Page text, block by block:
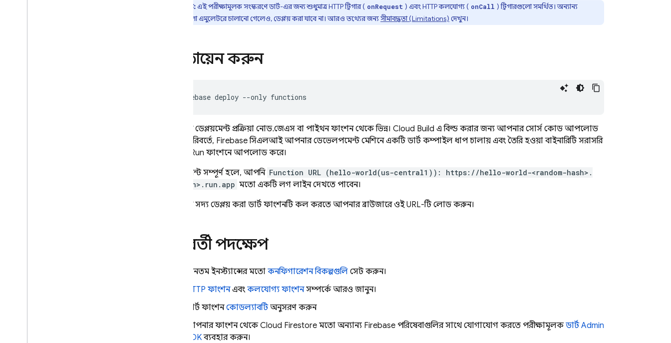
দ্রষ্টব্য:এই পরীক্ষামূলক সংস্করণে ডার্ট-এর জন্য শুধুমাত্র HTTP ট্রিগার ( onRequest ) এবং HTTP কলযোগ্য ( onCall ) ট্রিগারগুলো সমর্থিত। অন্যান্য
ট্রিগারগুলো এমুলেটরে চালানো গেলেও, ডেপ্লয় করা যাবে না। আরও তথ্যের জন্যসীমাবদ্ধতা (Limitations) দেখুন।
মোতায়েন করুন
firebase deploy --only
ডার্ট-এর ডেপ্লয়মেন্ট প্রক্রিয়া নোড.জেএস বা পাইথন ফাংশন থেকে ভিন্ন। Cloud Build এ বিল্ড করার জন্য আপনার সোর্স কোড আপলোড
করার পরিবর্তে, Firebaseসিএলআই আপনার ডেভেলপমেন্ট মেশিনে একটি ডার্ট কম্পাইল ধাপ চালায় এবং তৈরি হওয়া বাইনারিটি সরাসরি
Cloud Run ফাংশনে আপলোড করে।
ডেপ্লয়মেন্ট সম্পূর্ণ হলে, আপনি Function URL (hello-world(us-central1)): https://hello-world-<random-hash>.
<region>.run.app মতো একটি লগ লাইন দেখতে পাবেন।
আপনার সদ্য ডেপ্লয় করা ডার্ট ফাংশনটি কল করতে আপনার ব্রাউজারে ওই URL-টি লোড করুন।
পরবর্তী পদক্ষেপ
ন্যূনতম ইনস্ট্যান্সের মতো কনফিগারেশন বিকল্পগুলি সেট করুন।
HTTP ফাংশনএবং কলযোগ্য ফাংশনসম্পর্কে আরও জানুন।
ডার্ট ফাংশনকোডল্যাবটিঅনুসরণ করুন
আপনার ফাংশন থেকেCloud Firestore মতো অন্যান্য Firebase পরিষেবাগুলির সাথে যোগাযোগ করতে পরীক্ষামূলকডার্টAdmin
SDKব্যবহার করুন।